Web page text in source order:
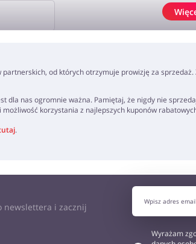
od których otrzymuje prowizję za
dla nas ogromnie ważna. Pamiętaj, że nigdy nie
korzystania z najlepszych kuponów
.
newslettera i zacznij
Wyrażam